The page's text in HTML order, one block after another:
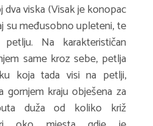
dva viska (Visak je konopac
su međusobno upleteni, te
Na karakterističan
same kroz sebe, petlja
koja tada visi na petlji,
gornjem kraju obješena za
duža od koliko križ